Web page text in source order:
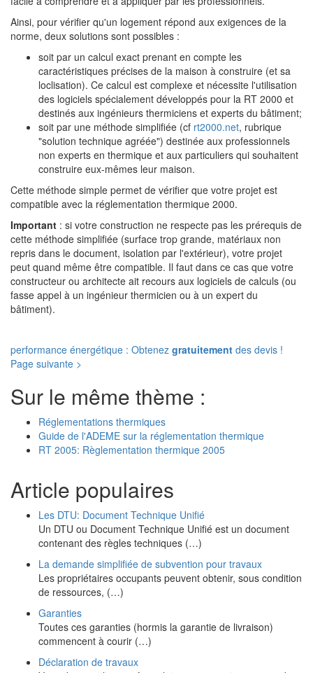
Ainsi, pour vérifier qu'un logement répond aux exigences de la
norme, deux solutions sont possibles :
soit par un calcul exact prenant en compte les
caractéristiques précises de la maison à construire (et sa
loclisation). Ce calcul est complexe et nécessite l'utilisation
des logiciels spécialement développés pour la RT 2000 et
destinés aux ingénieurs thermiciens et experts du bâtiment;
soit par une méthode simplifiée (cf rt2000.net, rubrique
"solution technique agréée") destinée aux professionnels
non experts en thermique et aux particuliers qui souhaitent
construire eux-mêmes leur maison.
Cette méthode simple permet de vérifier que votre projet est
compatible avec la réglementation thermique 2000.
Important : si votre construction ne respecte pas les prérequis de
cette méthode simplifiée (surface trop grande, matériaux non
repris dans le document, isolation par l'extérieur), votre projet
peut quand même être compatible. Il faut dans ce cas que votre
constructeur ou architecte ait recours aux logiciels de calculs (ou
fasse appel à un ingénieur thermicien ou à un expert du
bâtiment).
performance énergétique : Obtenez gratuitement des devis !
Page suivante >
Sur le même thème :
Réglementations thermiques
Guide de l'ADEME sur la réglementation thermique
RT 2005: Règlementation thermique 2005
Article populaires
Les DTU: Document Technique Unifié
Un DTU ou Document Technique Unifié est un document
contenant des règles techniques (…)
La demande simplifiée de subvention pour travaux
Les propriétaires occupants peuvent obtenir, sous condition
de ressources, (…)
Garanties
Toutes ces garanties (hormis la garantie de livraison)
commencent à courir (…)
Déclaration de travaux